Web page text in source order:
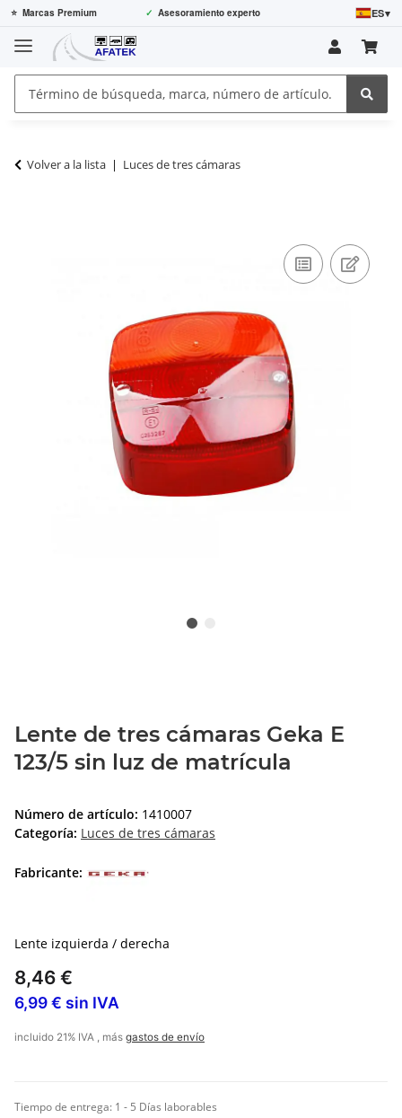
⭐ Marcas Premium ✓ Asesoramiento experto ES▾
Volver a la lista Luces de tres cámaras
Lente de tres cámaras Geka E
123/5 sin luz de matrícula
Número de artículo: 1410007
Categoría: Luces de tres cámaras
Fabricante:
Lente izquierda / derecha
8,46 €
6,99 € sin IVA
incluido 21% IVA , más gastos de envío
Tiempo de entrega: 1 - 5 Días laborables